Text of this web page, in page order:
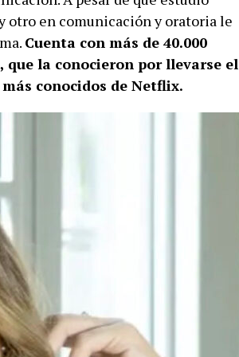
otro en comunicación y oratoria le
Cuenta con más de 40.000
que la conocieron por llevarse el
conocidos de Netflix.